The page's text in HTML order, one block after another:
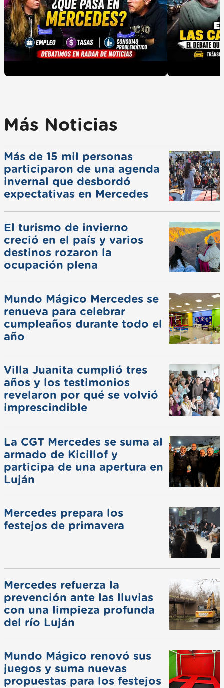
Más Noticias
Más de 15 mil personas
participaron de una agenda
invernal que desbordó
expectativas en Mercedes
El turismo de invierno
creció en el país y varios
destinos rozaron la
ocupación plena
Mundo Mágico Mercedes se
renueva para celebrar
cumpleaños durante todo el
año
Villa Juanita cumplió tres
años y los testimonios
revelaron por qué se volvió
imprescindible
La CGT Mercedes se suma al
armado de Kicillof y
participa de una apertura en
Luján
Mercedes prepara los
festejos de primavera
Mercedes refuerza la
prevención ante las lluvias
con una limpieza profunda
del río Luján
Mundo Mágico renovó sus
juegos y suma nuevas
propuestas para los festejos